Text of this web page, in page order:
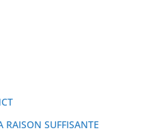
RAISON SUFFISANTE